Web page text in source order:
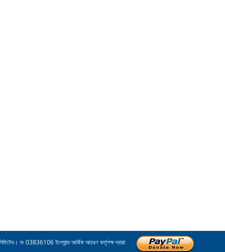
নং 03836106 ইংল্যান্ড আর্থিক আচরণ কর্তৃপক্ষ দ্বারা